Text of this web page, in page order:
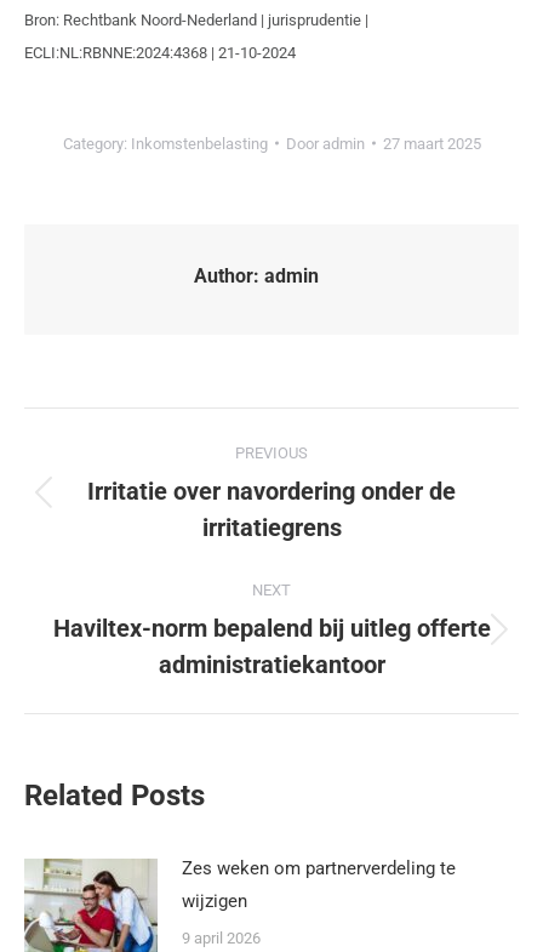
Bron: Rechtbank Noord-Nederland | jurisprudentie |
ECLI:NL:RBNNE:2024:4368 | 21-10-2024
Category: Inkomstenbelasting Door admin 27 maart 2025
Author: admin
PREVIOUS
Irritatie over navordering onder de
irritatiegrens
NEXT
Haviltex-norm bepalend bij uitleg offerte
administratiekantoor
Related Posts
Zes weken om partnerverdeling te
wijzigen
9 april 2026